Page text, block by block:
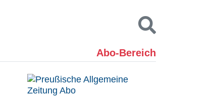
Abo-Bereich
Kontakt